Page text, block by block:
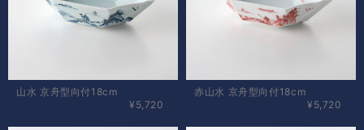
山水 京舟型向付18cm
¥5,720
赤山水 京舟型向付18cm
¥5,720